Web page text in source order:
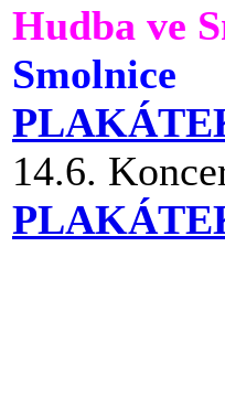
Hudba ve
Smolnice
14.6.